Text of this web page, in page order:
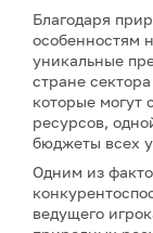
Благодаря
особенностям
уникальные
стране
которые могут
ресурсов,
бюджеты всех
Одним из
ведущего